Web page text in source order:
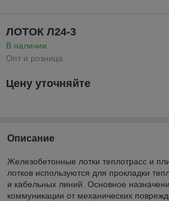
ЛОТОК Л24-3
В наличии
Опт и розница
Цену уточняйте
Описание
Железобетонные лотки теплотрасс и
лотков используются для прокладки
и кабельных линий. Основное
коммуникации от механических